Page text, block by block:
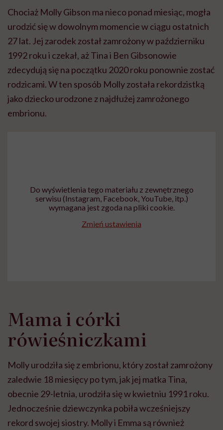
Chociaż Molly Gibson ma nieco ponad miesiąc, mogła
urodzić się w dowolnym momencie w ciągu ostatnich
27 lat. Jej zarodek został zamrożony w październiku
1992 roku i czekał, aż Tina i Ben Gibsonowie
zdecydują się na początku 2020 roku ponownie zostać
rodzicami. W ten sposób Molly została rekordzistką
jako dziecko urodzone z najdłużej zamrożonego
embrionu.
Do wyświetlenia tego materiału z zewnętrznego
serwisu (Instagram, Facebook, YouTube, itp.)
wymagana jest zgoda na pliki cookie.
Zmień ustawienia
Mama i córki
rówieśniczkami
Molly urodziła się z embrionu, który został zamrożony
zaledwie 18 miesięcy po tym, jak jej matka Tina,
obecnie 29-letnia, urodziła się w kwietniu 1991 roku.
Jednocześnie dziewczynka pobiła wcześniejszy
rekord swojej siostry. Molly i Emma są również